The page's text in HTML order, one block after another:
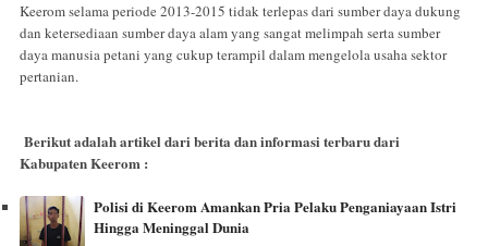
Keerom selama periode 2013-2015 tidak terlepas dari sumber daya dukung
dan ketersediaan sumber daya alam yang sangat melimpah serta sumber
daya manusia petani yang cukup terampil dalam mengelola usaha sektor
pertanian.
Berikut adalah artikel dari berita dan informasi terbaru dari
Kabupaten Keerom :
Polisi di Keerom Amankan Pria Pelaku Penganiayaan Istri
Hingga Meninggal Dunia